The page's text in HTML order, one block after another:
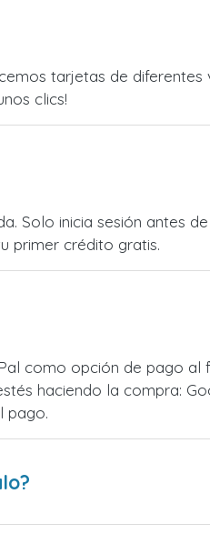
tarjetas de diferentes
clics!
Solo inicia sesión antes
primer crédito gratis.
como opción de pago al
haciendo la compra:
pago.